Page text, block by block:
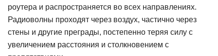
роутера и распространяется во всех направлениях.
Радиоволны проходят через воздух, частично через
стены и другие преграды, постепенно теряя силу с
увеличением расстояния и столкновением с